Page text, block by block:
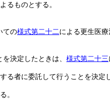
るものとする。
ての様式第二十二による更生医
決定したときは、 様式第二十三
者に委託して行うことを決定
。